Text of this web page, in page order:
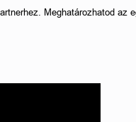
Meghatározhatod az